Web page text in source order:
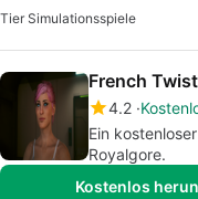
Tier Simulationsspiele
French
4.2
Ein
Royalgore.
Kostenlos